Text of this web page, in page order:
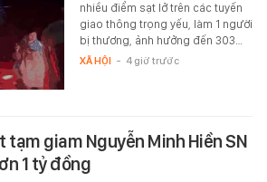
nhiều điểm sạt lở trên các tuyến
giao thông trọng yếu, làm 1 người
bị thương, ảnh hưởng đến 303…
XÃ HỘI - 4 giờ trước
tạm giam Nguyễn Minh Hiền SN
1 tỷ đồng